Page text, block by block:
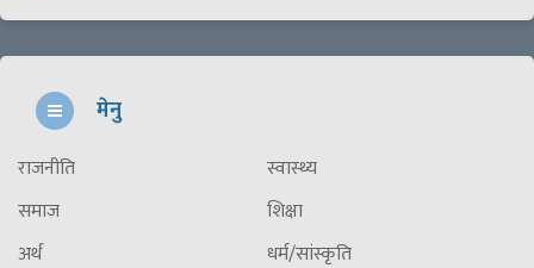
मेनु
राजनीति
समाज
अर्थ
स्वास्थ्य
शिक्षा
धर्म/सांस्कृति